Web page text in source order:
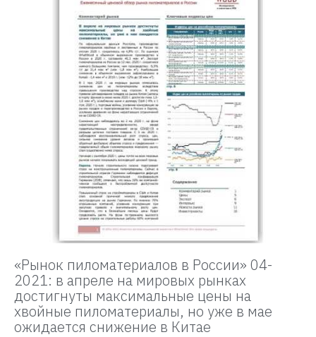
«Рынок пиломатериалов в России» 04-
2021: в апреле на мировых рынках
достигнуты максимальные цены на
хвойные пиломатериалы, но уже в мае
ожидается снижение в Китае